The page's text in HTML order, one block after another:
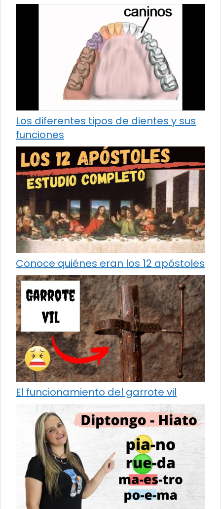
Los diferentes tipos de dientes y sus
funciones
Conoce quiénes eran los 12 apóstoles
El funcionamiento del garrote vil